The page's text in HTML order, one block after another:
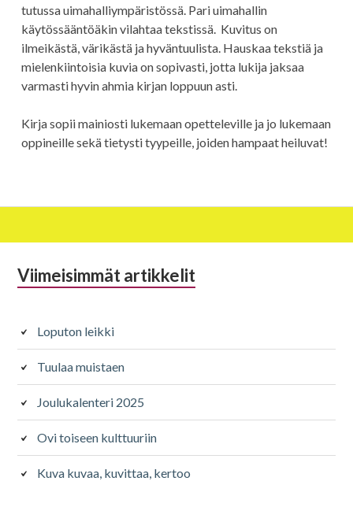
tutussa uimahalliympäristössä. Pari uimahallin
käytössääntöäkin vilahtaa tekstissä. Kuvitus on
ilmeikästä, värikästä ja hyväntuulista. Hauskaa tekstiä ja
mielenkiintoisia kuvia on sopivasti, jotta lukija jaksaa
varmasti hyvin ahmia kirjan loppuun asti.
Kirja sopii mainiosti lukemaan opetteleville ja jo lukemaan
oppineille sekä tietysti tyypeille, joiden hampaat heiluvat!
Alapalkin
Viimeisimmät artikkelit
Loputon leikki
Tuulaa muistaen
Joulukalenteri 2025
Ovi toiseen kulttuuriin
Kuva kuvaa, kuvittaa, kertoo